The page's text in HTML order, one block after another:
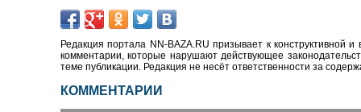
Редакция портала NN-BAZA.RU призывает к конструктивной
комментарии, которые нарушают действующее
теме публикации. Редакция не несёт ответственности за
КОММЕНТАРИИ